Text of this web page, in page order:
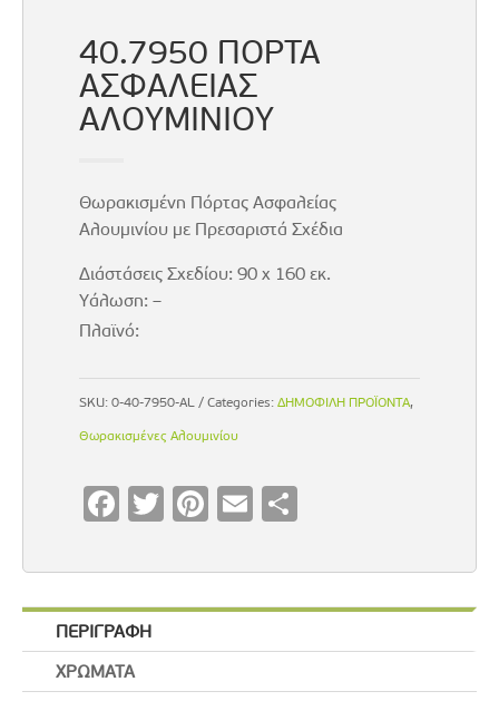
40.7950 ΠΟΡΤΑ
ΑΣΦΑΛΕΙΑΣ
ΑΛΟΥΜΙΝΙΟΥ
Θωρακισμένη Πόρτας Ασφαλείας
Αλουμινίου με Πρεσαριστά Σχέδια
Διάστάσεις Σχεδίου: 90 x 160 εκ.
Υάλωση: –
Πλαϊνό:
SKU: 0-40-7950-AL Categories: ΔΗΜΟΦΙΛΗ ΠΡΟΪΟΝΤΑ,
Θωρακισμένες Αλουμινίου
F
e
b
o
o
T
tt
er
Pi
er
es
t
E
ai
l
ar
e
ΠΕΡΙΓΡΑΦΗ
ΧΡΩΜΑΤΑ